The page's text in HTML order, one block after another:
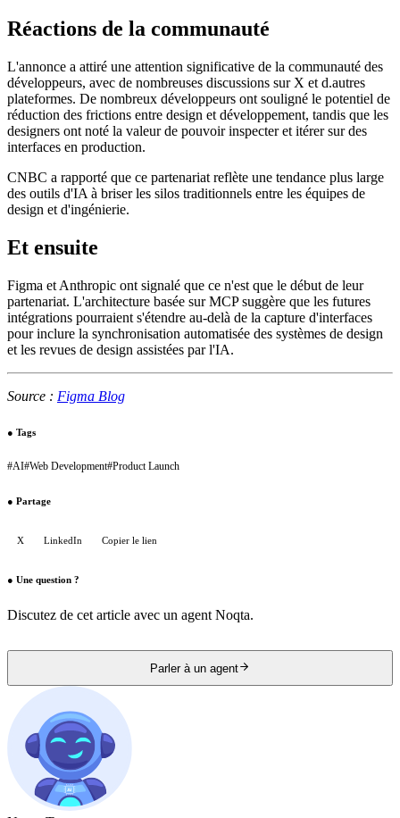
Réactions de la communauté
L'annonce a attiré une attention significative de la communauté des
développeurs, avec de nombreuses discussions sur X et d.autres
plateformes. De nombreux développeurs ont souligné le potentiel de
réduction des frictions entre design et développement, tandis que les
designers ont noté la valeur de pouvoir inspecter et itérer sur des
interfaces en production.
CNBC a rapporté que ce partenariat reflète une tendance plus large
des outils d'IA à briser les silos traditionnels entre les équipes de
design et d'ingénierie.
Et ensuite
Figma et Anthropic ont signalé que ce n'est que le début de leur
partenariat. L'architecture basée sur MCP suggère que les futures
intégrations pourraient s'étendre au-delà de la capture d'interfaces
pour inclure la synchronisation automatisée des systèmes de design
et les revues de design assistées par l'IA.
Source : Figma Blog
● Tags
#AI#Web Development#Product Launch
● Partage
X LinkedIn Copier le lien
● Une question ?
Discutez de cet article avec un agent Noqta.
Parler à un agent